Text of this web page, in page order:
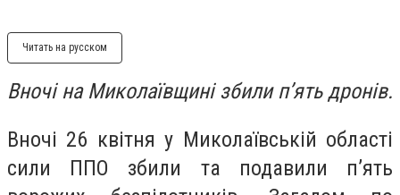
Читать на русском
Вночі на Миколаївщині збили п’ять дронів.
Вночі 26 квітня у Миколаївській області
сили ППО збили та подавили п’ять